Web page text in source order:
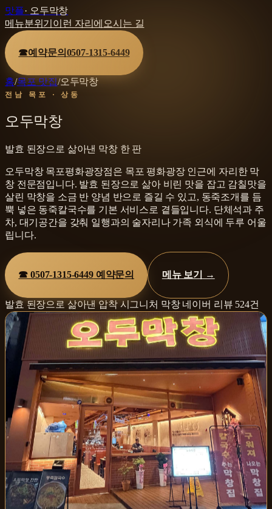
맛플· 오두막창
메뉴분위기 이런 자리에 오시는 길
☎예약문의 0507-1315-6449
홈/목포 맛집/오두막창
전남 목포 · 상동
오두막창
발효 된장으로 삶아낸 막창 한 판
오두막창 목포평화광장점은 목포 평화광장 인근에 자리한 막
창 전문점입니다. 발효 된장으로 삶아 비린 맛을 잡고 감칠맛을
살린 막창을 소금 반 양념 반으로 즐길 수 있고, 동죽조개를 듬
뿍 넣은 동죽칼국수를 기본 서비스로 곁들입니다. 단체석과 주
차, 대기공간을 갖춰 일행과의 술자리나 가족 외식에 두루 어울
립니다.
☎0507-1315-6449예약문의 메뉴 보기 →
발효 된장으로 삶아낸 압착 시그니처 막창네이버 리뷰 524건